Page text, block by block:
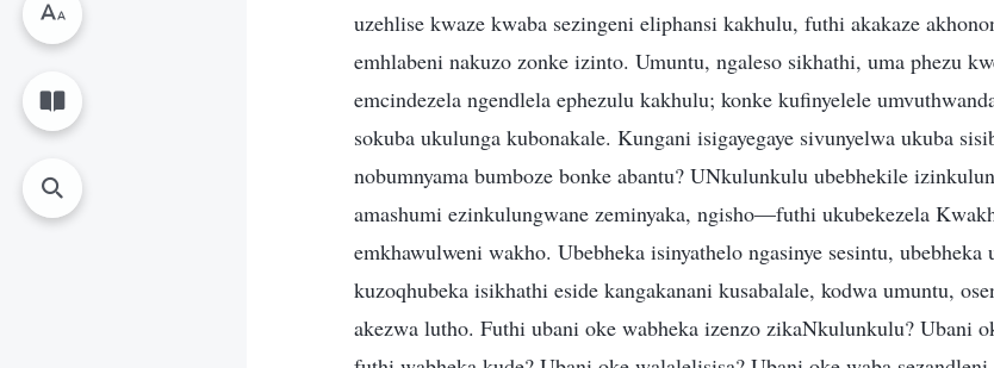
uzehlise kwaze kwaba sezingeni eliphansi kakhulu, futhi akakaze
emhlabeni nakuzo zonke izinto. Umuntu, ngaleso sikhathi, uma phezu
emcindezela ngendlela ephezulu kakhulu; konke kufinyelele
sokuba ukulunga kubonakale. Kungani isigayegaye sivunyelwa ukuba
nobumnyama bumboze bonke abantu? UNkulunkulu ubebhekile
amashumi ezinkulungwane zeminyaka, ngisho—futhi ukubekezela
emkhawulweni wakho. Ubebheka isinyathelo ngasinye sesintu,
kuzoqhubeka isikhathi eside kangakanani kusabalale, kodwa umuntu,
akezwa lutho. Futhi ubani oke wabheka izenzo zikaNkulunkulu? Ubani